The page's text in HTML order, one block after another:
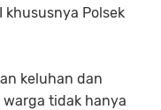
khususnya Polsek
keluhan dan
tidak hanya